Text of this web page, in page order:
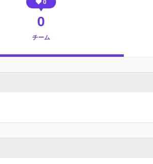
0
0
チーム